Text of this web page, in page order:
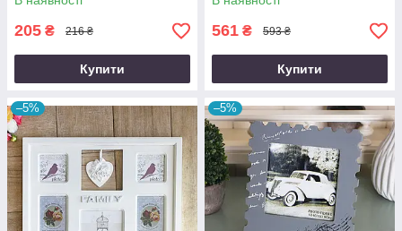
205 ₴ 216 ₴
Купити
561 ₴ 593 ₴
Купити
–5% –5%